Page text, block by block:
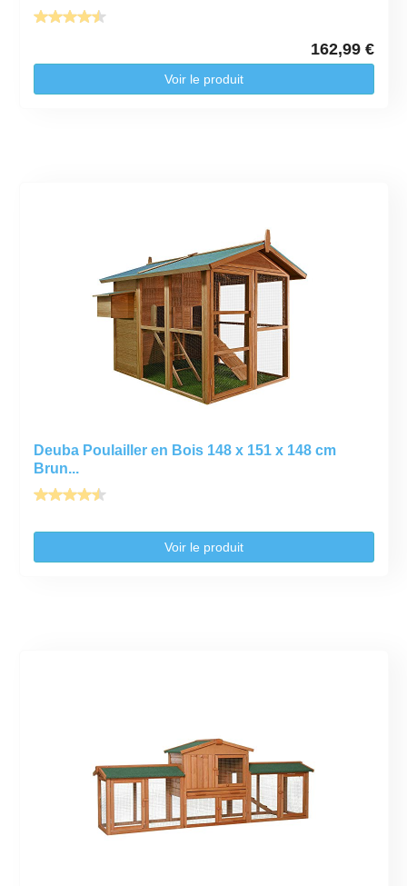
162,99 €
Voir le produit
Deuba Poulailler en Bois 148 x 151 x 148 cm
Brun...
Voir le produit